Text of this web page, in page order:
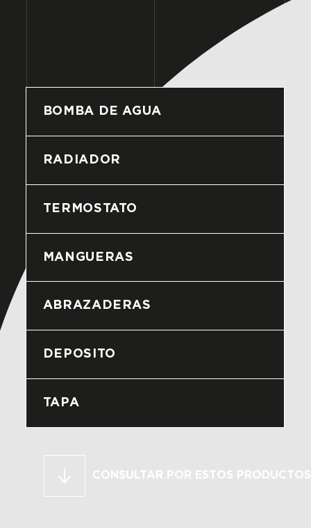
BOMBA DE AGUA
RADIADOR
TERMOSTATO
MANGUERAS
ABRAZADERAS
DEPOSITO
TAPA
CONSULTAR POR ESTOS PRODUCTOS